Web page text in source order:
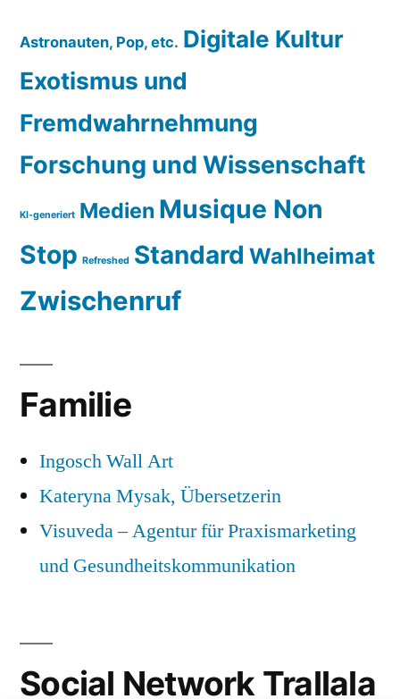
Astronauten, Pop, etc. Digitale Kultur
Exotismus und
Fremdwahrnehmung
Forschung und Wissenschaft
KI-generiert Medien Musique Non
Stop Refreshed Standard Wahlheimat
Zwischenruf
Familie
Ingosch Wall Art
Kateryna Mysak, Übersetzerin
Visuveda – Agentur für Praxismarketing
und Gesundheitskommunikation
Social Network Trallala